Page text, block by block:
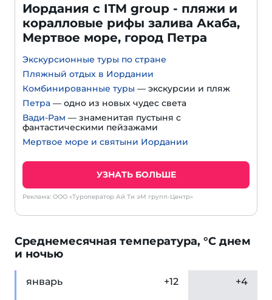
Иордания с ITM group - пляжи и
коралловые рифы залива Акаба,
Мертвое море, город Петра
Экскурсионные туры по стране
Пляжный отдых в Иордании
Комбинированные туры — экскурсии и пляж
Петра — одно из новых чудес света
Вади-Рам — знаменитая пустыня с
фантастическими пейзажами
Мертвое море и святыни Иордании
УЗНАТЬ БОЛЬШЕ
Реклама: ООО «Туроператор Ай Ти эМ групп-Центр»
Cреднемесячная температура, °C днем
и ночью
январь +12
+4